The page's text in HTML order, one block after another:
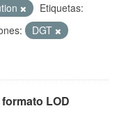
Etiquetas:
DGT
LOD